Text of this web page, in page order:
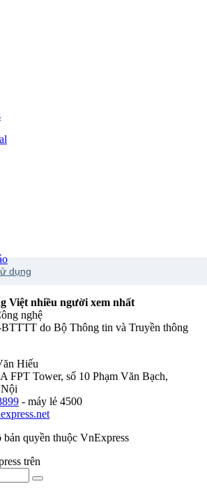
dụng
Việt nhiều người xem nhất
nghệ
BTTTT do Bộ Thông tin và Truyền thông
Hiếu
FPT Tower, số 10 Phạm Văn Bạch,
- máy lẻ 4500
quyền thuộc VnExpress
trên